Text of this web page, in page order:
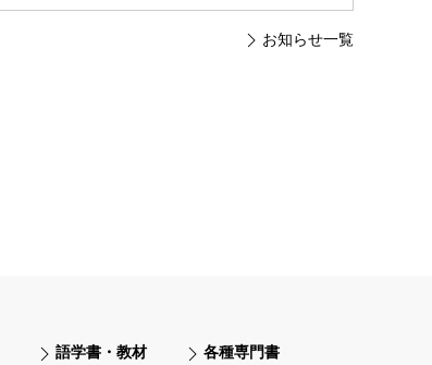
お知らせ一覧
語学書・教材
各種専門書